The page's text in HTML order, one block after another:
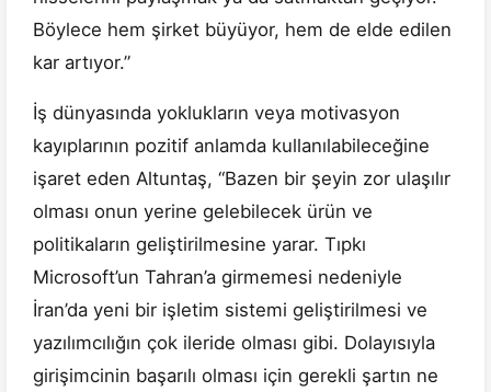
Böylece hem şirket büyüyor, hem de elde edilen
kar artıyor.”
İş dünyasında yoklukların veya motivasyon
kayıplarının pozitif anlamda kullanılabileceğine
işaret eden Altuntaş, “Bazen bir şeyin zor ulaşılır
olması onun yerine gelebilecek ürün ve
politikaların geliştirilmesine yarar. Tıpkı
Microsoft’un Tahran’a girmemesi nedeniyle
İran’da yeni bir işletim sistemi geliştirilmesi ve
yazılımcılığın çok ileride olması gibi. Dolayısıyla
girişimcinin başarılı olması için gerekli şartın ne